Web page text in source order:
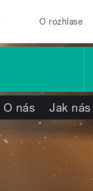
O rozhlase
O nás Jak